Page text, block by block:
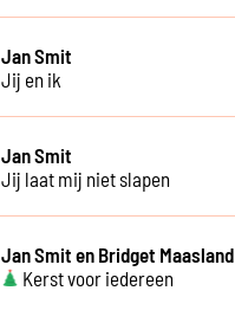
Jan Smit
Jij en ik
Jan Smit
Jij laat mij niet slapen
Jan Smit en Bridget Maasland
Kerst voor iedereen